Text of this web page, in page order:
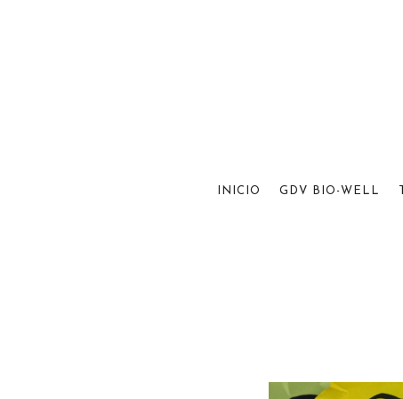
INICIO GDV BIO-WELL